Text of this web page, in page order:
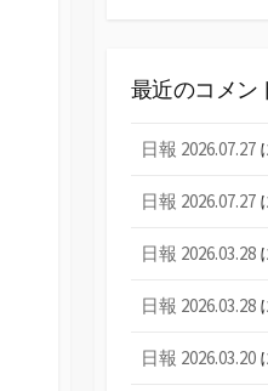
最近のコメン
日報 2026.07.27
日報 2026.07.27
日報 2026.03.28
日報 2026.03.28
日報 2026.03.20